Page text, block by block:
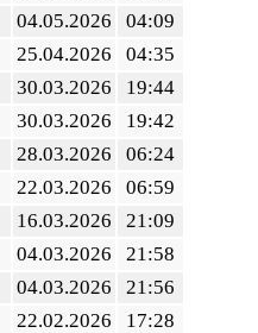
04.05.2026
04:09
25.04.2026
04:35
30.03.2026
19:44
30.03.2026
19:42
28.03.2026
06:24
22.03.2026
06:59
16.03.2026
21:09
04.03.2026
21:58
04.03.2026
21:56
22.02.2026
17:28